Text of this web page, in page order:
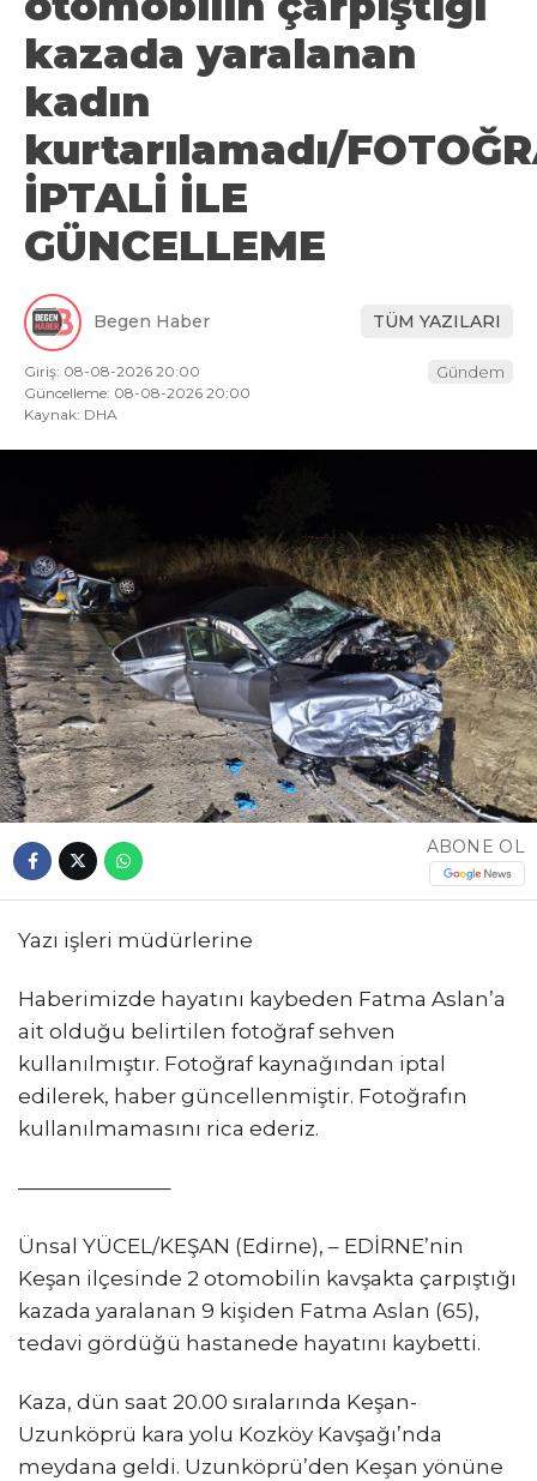
kazada yaralanan
kadın
kurtarılamadı/
İPTALİ İLE
GÜNCELLEME
Begen Haber TÜM YAZILARI
Giriş: 08-08-2026 20:00
Güncelleme: 08-08-2026 20:00
Kaynak: DHA
Gündem
ABONE OL
Yazı işleri müdürlerine
Haberimizde hayatını kaybeden Fatma Aslan’a
ait olduğu belirtilen fotoğraf sehven
kullanılmıştır. Fotoğraf kaynağından iptal
edilerek, haber güncellenmiştir. Fotoğrafın
kullanılmamasını rica ederiz.
———————–
Ünsal YÜCEL/KEŞAN (Edirne), – EDİRNE’nin
Keşan ilçesinde 2 otomobilin kavşakta çarpıştığı
kazada yaralanan 9 kişiden Fatma Aslan (65),
tedavi gördüğü hastanede hayatını kaybetti.
Kaza, dün saat 20.00 sıralarında Keşan-
Uzunköprü kara yolu Kozköy Kavşağı’nda
meydana geldi. Uzunköprü’den Keşan yönüne